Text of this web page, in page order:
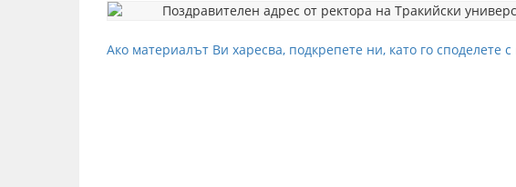
Ако материалът Ви харесва, подкрепете ни, като го споделете